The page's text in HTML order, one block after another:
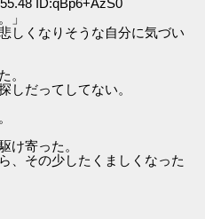
」
しくなりそうな自分に気づい
。
しだってしてない。
け寄った。
、その少したくましくなった